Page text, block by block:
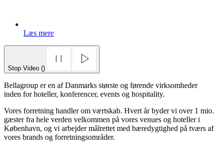
Læs mere
Stop Video ()
Bellagroup er en af Danmarks største og førende virksomheder
inden for hoteller, konferencer, events og hospitality.
Vores forretning handler om værtskab. Hvert år byder vi over 1 mio.
gæster fra hele verden velkommen på vores venues og hoteller i
København, og vi arbejder målrettet med bæredygtighed på tværs af
vores brands og forretningsområder.